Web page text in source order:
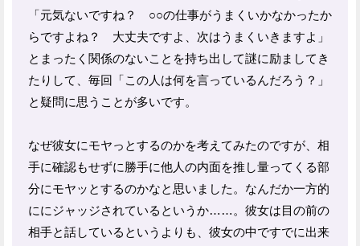
「元気ないですね？ ○○の仕事がうまくいかなかったか
らですよね？ 大丈夫ですよ、次はうまくいきますよ」
とまったく関係のないことを持ち出して謎に励ましてき
たりして、毎回「この人は何を言っているんだろう？」
と疑問に思うことが多いです。
なぜ彼女にモヤっとするのかを考えてみたのですが、相
手に確認もせずに勝手に他人の内面を推し量ってくる部
分にモヤッとするのかなと思いました。なんだか一方的
ににジャッジされているというか……。彼女は目の前の
相手と話しているというよりも、彼女の中ですでに出来